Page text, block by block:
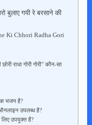
बुलाए गयी रे बरसाने की
Ki Chhori Radha Gori
राधा गोरी गोरी” कौन-सा
भजन है?
उपलब्ध है?
उपयुक्त है?